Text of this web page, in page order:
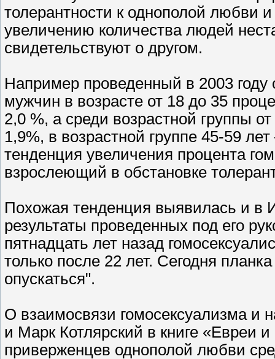
толерантности к однополой любви
увеличению количества людей
свидетельствуют о другом.
Например проведенный в 2003
мужчин в возрасте от 18 до 35
2,0 %, а среди возрастной группы
1,9%, в возрастной группе 45-59
тенденция увеличения процента
взрослеющий в обстановке
Похожая тенденция выявилась и в
результаты проведенных под его
пятнадцать лет назад
только после 22 лет. Сегодня
опускаться".
О взаимосвязи гомосексуализма и
и Марк Котлярский в книге «Евреи
приверженцев однополой любви